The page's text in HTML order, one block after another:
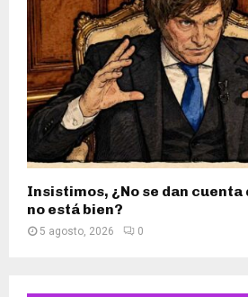
Insistimos, ¿No se dan cuenta
no está bien?
5 agosto, 2026 0